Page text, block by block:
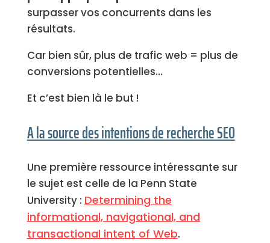
surpasser vos concurrents dans les
résultats.
Car bien sûr, plus de trafic web = plus de
conversions potentielles…
Et c’est bien là le but !
A la source des intentions de recherche SEO
Une première ressource intéressante sur
le sujet est celle de la Penn State
University : Determining the
informational, navigational, and
transactional intent of Web.